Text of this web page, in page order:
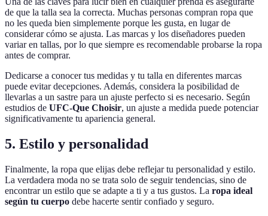
de que la talla sea la correcta. Muchas personas compran ropa que
no les queda bien simplemente porque les gusta, en lugar de
considerar cómo se ajusta. Las marcas y los diseñadores pueden
variar en tallas, por lo que siempre es recomendable probarse la ropa
antes de comprar.
Dedicarse a conocer tus medidas y tu talla en diferentes marcas
puede evitar decepciones. Además, considera la posibilidad de
llevarlas a un sastre para un ajuste perfecto si es necesario. Según
estudios de UFC-Que Choisir, un ajuste a medida puede potenciar
significativamente tu apariencia general.
5. Estilo y personalidad
Finalmente, la ropa que elijas debe reflejar tu personalidad y estilo.
La verdadera moda no se trata solo de seguir tendencias, sino de
encontrar un estilo que se adapte a ti y a tus gustos. La ropa ideal
según tu cuerpo debe hacerte sentir confiado y seguro.